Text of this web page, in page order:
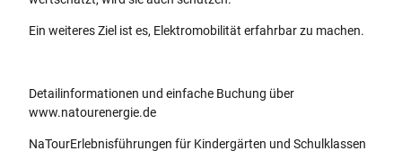
Ein weiteres Ziel ist es, Elektromobilität erfahrbar zu machen.
Detailinformationen und einfache Buchung über
www.natourenergie.de
NaTourErlebnisführungen für Kindergärten und Schulklassen